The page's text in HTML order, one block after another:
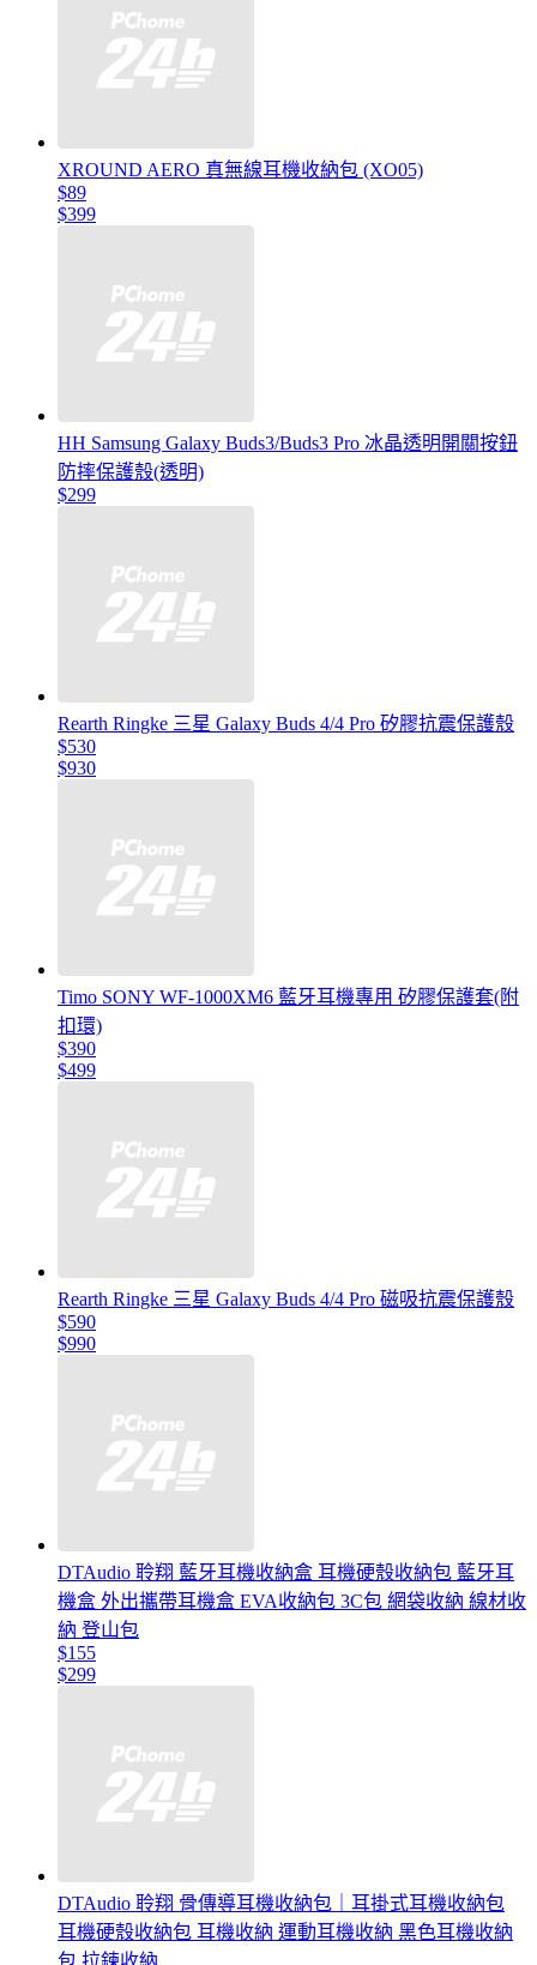
XROUND AERO 真無線耳機收納包 (XO05)
$89
$399
HH Samsung Galaxy Buds3/Buds3 Pro 冰晶透明開關按鈕
防摔保護殼(透明)
$299
Rearth Ringke 三星 Galaxy Buds 4/4 Pro 矽膠抗震保護殼
$530
$930
Timo SONY WF-1000XM6 藍牙耳機專用 矽膠保護套(附
扣環)
$390
$499
Rearth Ringke 三星 Galaxy Buds 4/4 Pro 磁吸抗震保護殼
$590
$990
DTAudio 聆翔 藍牙耳機收納盒 耳機硬殼收納包 藍牙耳
機盒 外出攜帶耳機盒 EVA收納包 3C包 網袋收納 線材收
納 登山包
$155
$299
DTAudio 聆翔 骨傳導耳機收納包｜耳掛式耳機收納包
耳機硬殼收納包 耳機收納 運動耳機收納 黑色耳機收納